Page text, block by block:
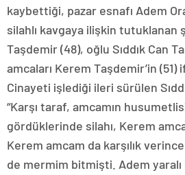
kaybettiği, pazar esnafı Adem
silahlı kavgaya ilişkin tutuklanan
Taşdemir (48), oğlu Sıddık Can
amcaları Kerem Taşdemir’in (51)
Cinayeti işlediği ileri sürülen
“Karşı taraf, amcamın
gördüklerinde silahı, Kerem
Kerem amcam da karşılık
de mermim bitmişti. Adem